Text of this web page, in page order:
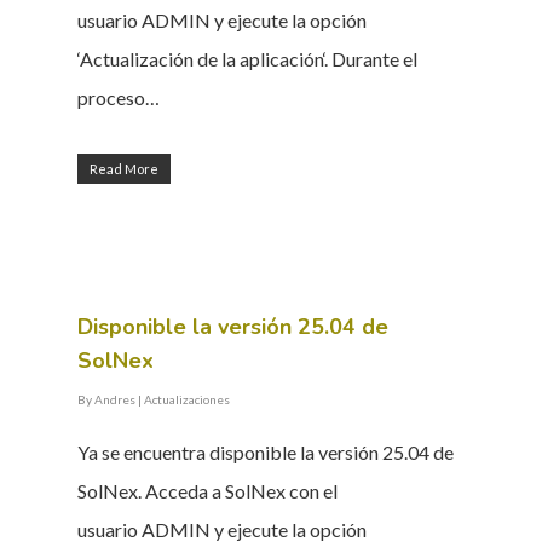
usuario ADMIN y ejecute la opción
‘Actualización de la aplicación‘. Durante el
proceso…
Read More
Disponible la versión 25.04 de
SolNex
ByAndres | Actualizaciones
Ya se encuentra disponible la versión 25.04 de
SolNex. Acceda a SolNex con el
usuario ADMIN y ejecute la opción